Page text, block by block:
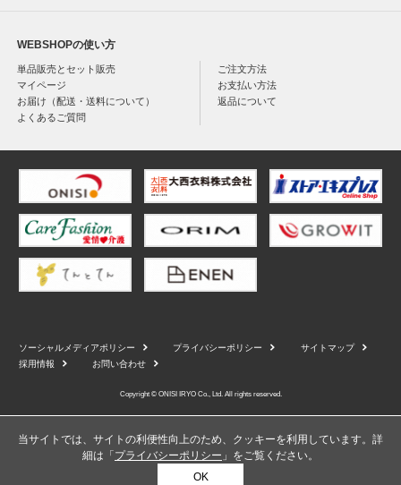
WEBSHOPの使い方
単品販売とセット販売
ご注文方法
マイページ
お支払い方法
お届け（配送・送料について）
返品について
よくあるご質問
ソーシャルメディアポリシー プライバシーポリシー
サイトマップ
採用情報
お問い合わせ
Copyright © ONISI IRYO Co., Ltd. All rights reserved.
当サイトでは、サイトの利便性向上のため、クッキーを利用しています。詳
細は「 プライバシーポリシー 」をご覧ください。
OK